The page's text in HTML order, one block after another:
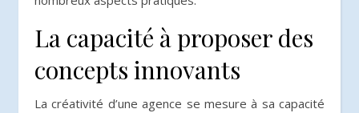
La capacité à proposer des
concepts innovants
La créativité d’une agence se mesure à sa capacité